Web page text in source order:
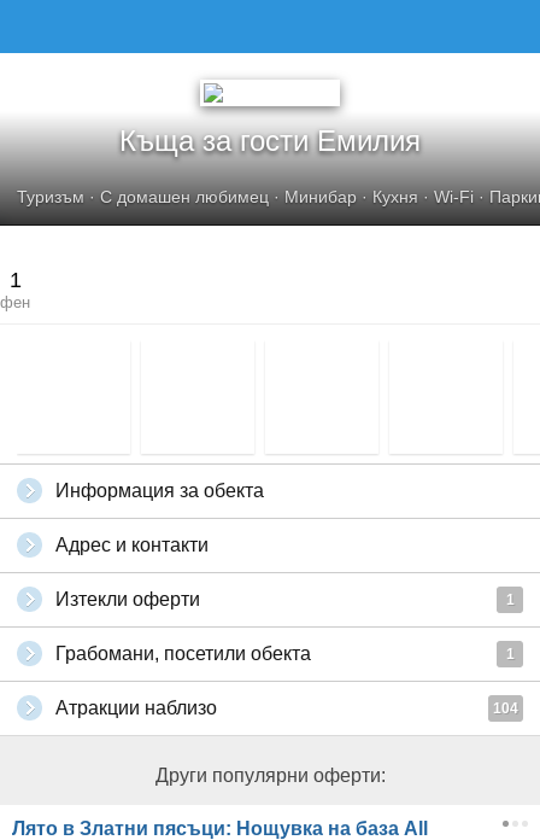
Къща за гости Емилия
Туризъм · С домашен любимец · Минибар · Кухня · Wi-Fi·
1
фен
Информация за обекта
Адрес и контакти
Изтекли оферти 1
Грабомани, посетили обекта 1
Атракции наблизо 104
Други популярни оферти:
Лято в Златни пясъци: Нощувка на база All